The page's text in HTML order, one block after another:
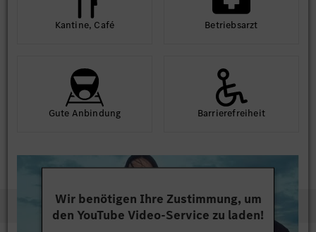
Kantine, Café Betriebs­arzt
Gute An­bindung Barriere­frei­heit
Wir benötigen Ihre Zustimmung, um
den YouTube Video-Service zu laden!